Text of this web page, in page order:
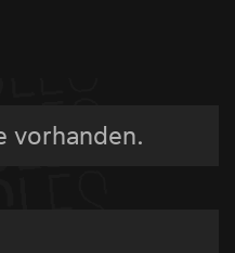
vorhanden.